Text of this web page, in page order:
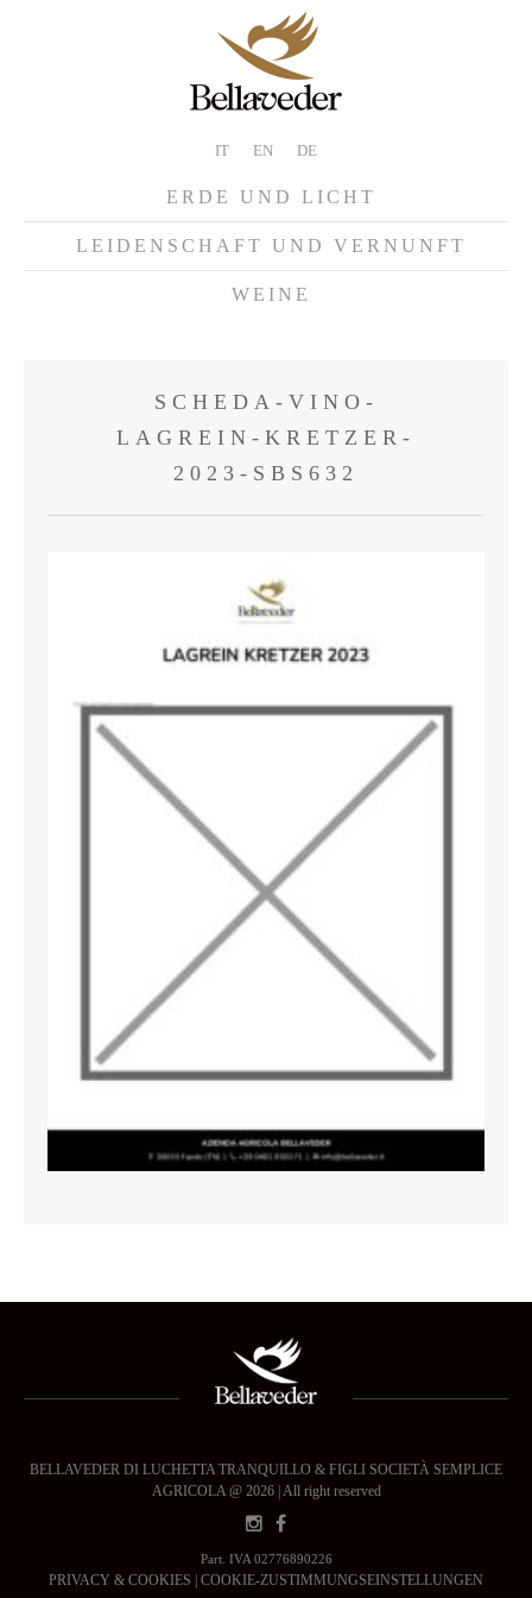
IT EN DE
ERDE UND LICHT
LEIDENSCHAFT UND VERNUNFT
WEINE
SCHEDA-VINO-
LAGREIN-KRETZER-
2023-SBS632
BELLAVEDER DI LUCHETTA TRANQUILLO & FIGLI SOCIETÀ SEMPLICE
AGRICOLA @ 2026 | All right reserved
Part. IVA 02776890226
PRIVACY & COOKIES | COOKIE-ZUSTIMMUNGSEINSTELLUNGEN